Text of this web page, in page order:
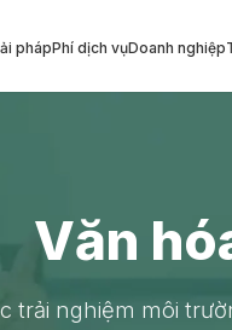
phápPhí dịch vụDoanh nghiệp
Văn
trải nghiệm môi